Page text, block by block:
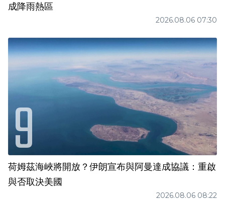
成降雨熱區
2026.08.06 07:30
荷姆茲海峽將開放？伊朗宣布與阿曼達成協議：重啟
與否取決美國
2026.08.06 08:22